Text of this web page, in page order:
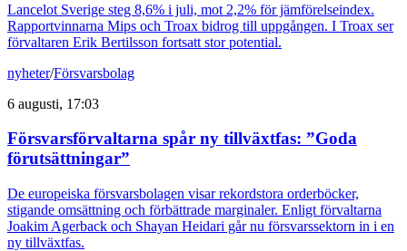
Lancelot Sverige steg 8,6% i juli, mot 2,2% för jämförelseindex.
Rapportvinnarna Mips och Troax bidrog till uppgången. I Troax ser
förvaltaren Erik Bertilsson fortsatt stor potential.
nyheter/Försvarsbolag
6 augusti, 17:03
Försvarsförvaltarna spår ny tillväxtfas: ”Goda
förutsättningar”
De europeiska försvarsbolagen visar rekordstora orderböcker,
stigande omsättning och förbättrade marginaler. Enligt förvaltarna
Joakim Agerback och Shayan Heidari går nu försvarssektorn in i en
ny tillväxtfas.